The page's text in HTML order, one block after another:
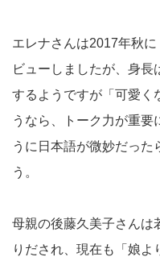
エレナさんは2017年秋
ビューしましたが、身
するようですが「可愛く
うなら、トーク力が重要
うに日本語が微妙だっ
う。
母親の後藤久美子さんは
りだされ、現在も「娘よ